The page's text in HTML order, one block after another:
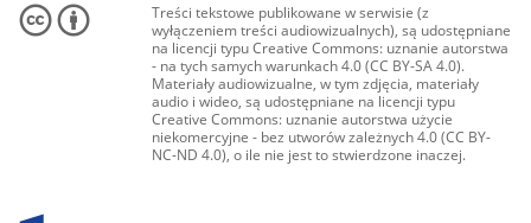
Treści tekstowe publikowane w serwisie (z
wyłączeniem treści audiowizualnych), są udostępniane
na licencji typu Creative Commons: uznanie autorstwa
- na tych samych warunkach 4.0 (CC BY-SA 4.0).
Materiały audiowizualne, w tym zdjęcia, materiały
audio i wideo, są udostępniane na licencji typu
Creative Commons: uznanie autorstwa użycie
niekomercyjne - bez utworów zależnych 4.0 (CC BY-
NC-ND 4.0), o ile nie jest to stwierdzone inaczej.